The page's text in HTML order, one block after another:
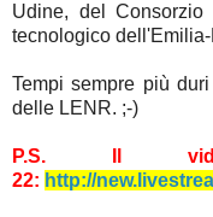
Udine, del
tecnologico
Tempi sempre più
delle LENR. ;-)
P.S. Il
22: http://